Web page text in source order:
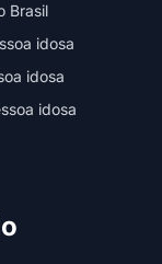
Brasil
idosa
idosa
idosa